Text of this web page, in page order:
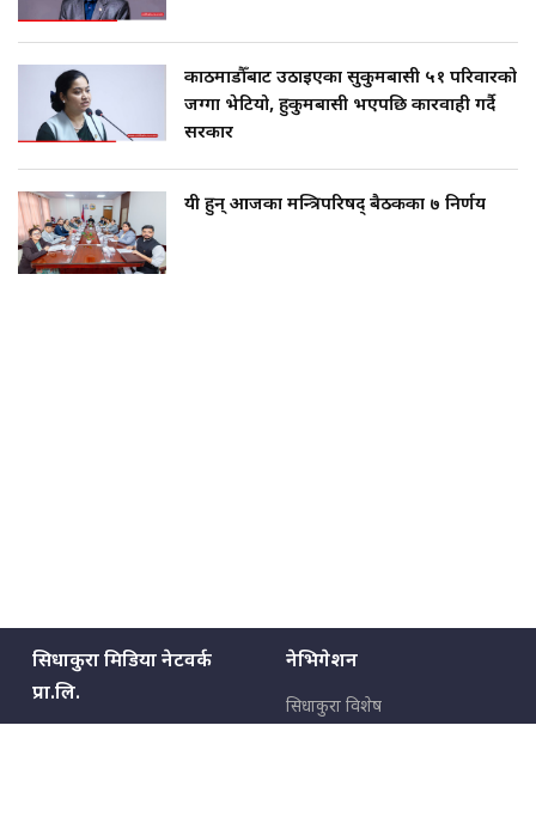
काठमाडौँबाट उठाइएका सुकुमबासी ५१ परिवारको
जग्गा भेटियो, हुकुमबासी भएपछि कारवाही गर्दै
सरकार
यी हुन् आजका मन्त्रिपरिषद् बैठकका ७ निर्णय
सिधाकुरा मिडिया नेटवर्क
प्रा.लि.
नेभिगेशन
सिधाकुरा विशेष